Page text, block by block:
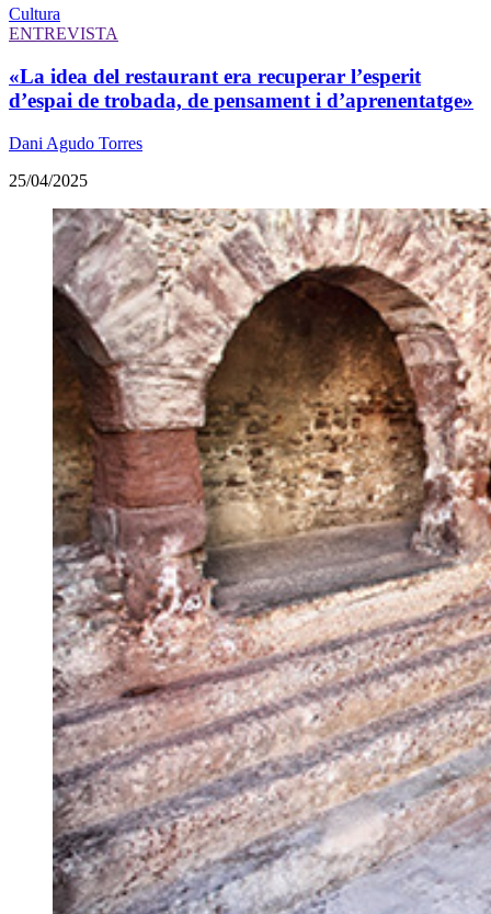
Cultura
ENTREVISTA
«La idea del restaurant era recuperar l’esperit
d’espai de trobada, de pensament i d’aprenentatge»
Dani Agudo Torres
25/04/2025